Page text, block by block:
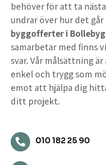
behöver för att ta
undrar över hur det
byggofferter i
samarbetar med finns
svar. Vår målsättning
enkel och trygg som
emot att hjälpa dig
ditt projekt.
 010 182 25 90